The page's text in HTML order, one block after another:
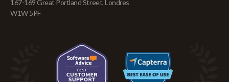
167-169 Great Portland Street, Londres
W1W 5PF